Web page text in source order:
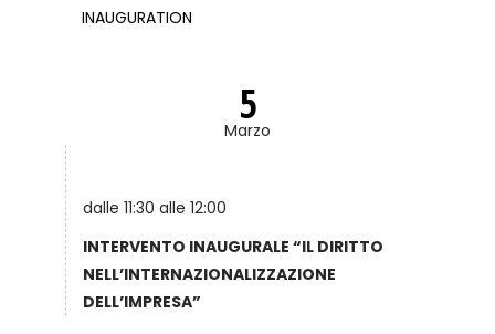
INAUGURATION
5
Marzo
dalle 11:30 alle 12:00
INTERVENTO INAUGURALE “IL DIRITTO
NELL’INTERNAZIONALIZZAZIONE
DELL’IMPRESA”